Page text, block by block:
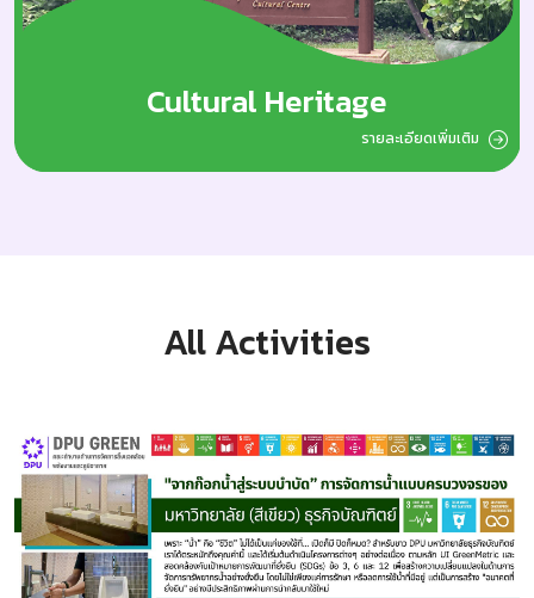
Cultural Heritage
รายละเอียดเพิ่มเติม
All Activities